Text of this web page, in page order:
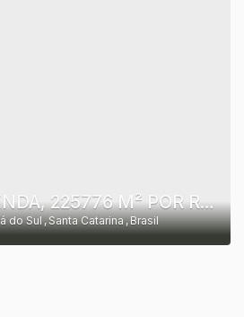
CHÁCARA À VENDA, 225776 M² POR R$ 1.800.000 - RIBEIRÃO CAVALO - JARAGUÁ DO SUL/SC
do Sul,Santa Catarina,Brasil